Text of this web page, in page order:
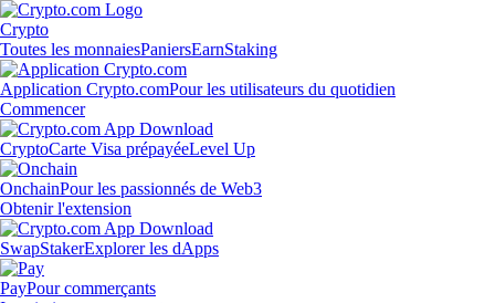
Crypto
Toutes les monnaiesPaniersEarnStaking
Application Crypto.comPour les utilisateurs du quotidien
Commencer
CryptoCarte Visa prépayéeLevel Up
OnchainPour les passionnés de Web3
Obtenir l'extension
SwapStakerExplorer les dApps
PayPour commerçants